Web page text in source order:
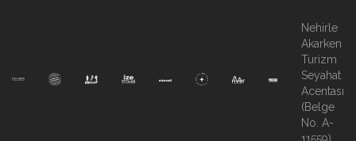
Nehirle
Akarken
Turizm
Seyahat
Acentası
(Belge
No. A-